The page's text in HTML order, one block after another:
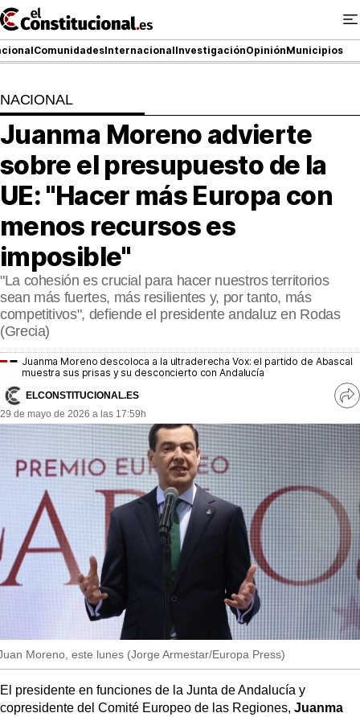
Ir
al
contenido
ComunidadesInternacionalInvestigaciónOpiniónMunicipios
NACIONAL
COMUNIDADES
ElConstitucional TV
MásQueTele
ElConstitucional +
MásQueEstilo
MásQuePartidos
MásQueSucesos
MásQueMercados
JuicioExprés
INVESTIGACIÓN
INTERNACIONAL
OPINIÓN
MUNICIPIOS
NACIONAL
Juanma Moreno advierte
sobre el presupuesto de la
UE: "Hacer más Europa con
menos recursos es
imposible"
"La cohesión es crucial para hacer nuestros territorios
sean más fuertes, más resilientes y, por tanto, más
competitivos", defiende el presidente andaluz en Rodas
(Grecia)
Juanma Moreno descoloca a la ultraderecha Vox: el partido de Abascal
muestra sus prisas y su desconcierto con Andalucía
ELCONSTITUCIONAL.ES
29 de mayo de 2026 a las 17:59h
Moreno, este lunes (Jorge Armestar/Europa Press)
El presidente en funciones de la Junta de Andalucía y
copresidente del Comité Europeo de las Regiones, Juanma